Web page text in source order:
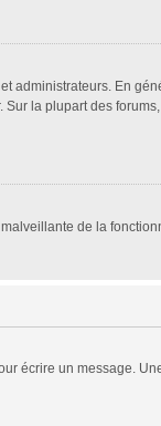
administrateurs. En
la plupart des
de la
écrire un message.